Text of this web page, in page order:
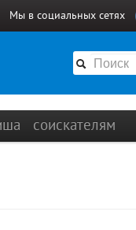
Мы в социальных сетях
соискателям